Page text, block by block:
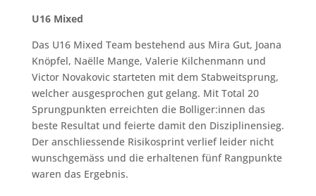
U16 Mixed
Das U16 Mixed Team bestehend aus Mira Gut, Joana
Knöpfel, Naëlle Mange, Valerie Kilchenmann und
Victor Novakovic starteten mit dem Stabweitsprung,
welcher ausgesprochen gut gelang. Mit Total 20
Sprungpunkten erreichten die Bolliger:innen das
beste Resultat und feierte damit den Disziplinensieg.
Der anschliessende Risikosprint verlief leider nicht
wunschgemäss und die erhaltenen fünf Rangpunkte
waren das Ergebnis.